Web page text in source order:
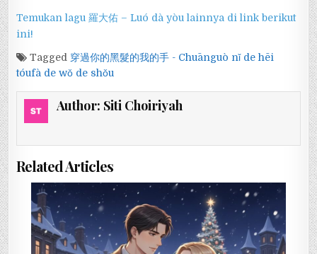
Temukan lagu 羅大佑 – Luó dà yòu lainnya di link berikut
ini!
Tagged 穿過你的黑髮的我的手 - Chuānguò nǐ de hēi
tóufà de wǒ de shǒu
Author: Siti Choiriyah
Related Articles